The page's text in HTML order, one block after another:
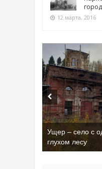
12 марта, 2016
Ущер – село с
глухом лесу
Бывшая
Батора во